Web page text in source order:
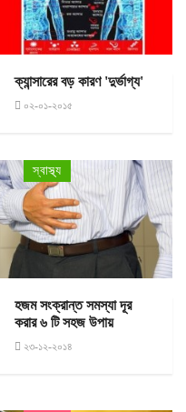
ক্যান্সারের বড় কারণ 'দুর্ভাগ্য'
০২-০১-২০১৫
স্বাস্থ্য
হজম সংক্রান্ত সমস্যা দূর
করার ৬ টি সহজ উপায়
২৩-১২-২০১৪